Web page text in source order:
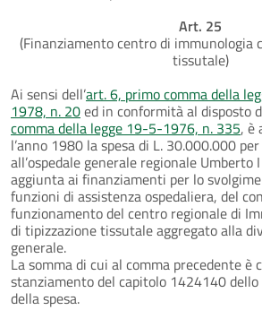
Art. 25
(Finanziamento centro di immunologia
tissutale)
Ai sensi dell’art. 6, primo comma della
1978, n. 20ed in conformità al disposto
comma della legge 19-5-1976, n. 335, è
l’anno 1980 la spesa di L. 30.000.000
all’ospedale generale regionale Umberto
aggiunta ai finanziamenti per lo
funzioni di assistenza ospedaliera, del
funzionamento del centro regionale di
di tipizzazione tissutale aggregato alla
generale.
La somma di cui al comma precedente è
stanziamento del capitolo 1424140
della spesa.